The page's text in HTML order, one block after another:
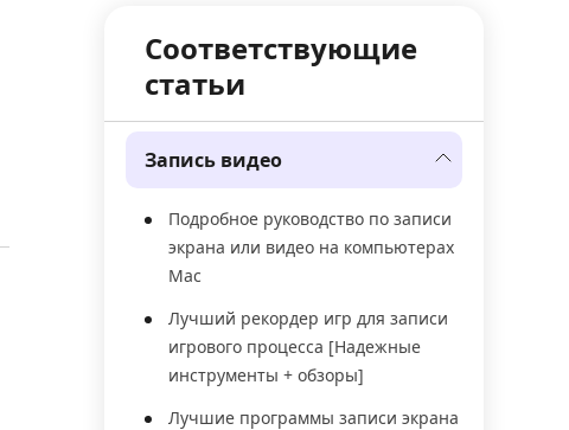
Соответствующие
статьи
Запись видео
Подробное руководство по записи
экрана или видео на компьютерах
Mac
Лучший рекордер игр для записи
игрового процесса [Надежные
инструменты + обзоры]
Лучшие программы записи экрана